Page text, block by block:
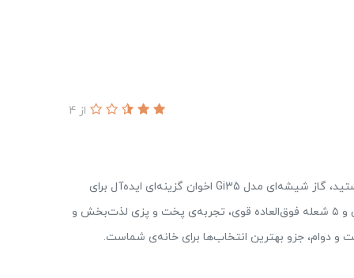
از 4
اگر به دنبال ارتقاء کیفیت و زیبایی در آشپزخانه‌تان هستید، گاز شیشه‌ای مدل Gi35 اخوان گزینه‌ای ایده‌آل برای
شماست. طراحی مدرن و شیک با شیشه‌ی مقاوم حرارتی و ۵ شعله فوق‌العاده قوی، تجربه‌ی پخت و پزی لذت‌بخش و
و دوام، جزو بهترین انتخاب‌ها برای خانه‌ی شماست.